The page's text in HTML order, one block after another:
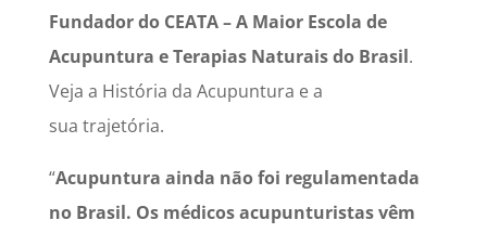
Fundador do CEATA – A Maior Escola de
Acupuntura e Terapias Naturais do Brasil.
Veja a História da Acupuntura e a
sua trajetória.
“Acupuntura ainda não foi regulamentada
no Brasil. Os médicos acupunturistas vêm